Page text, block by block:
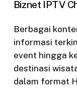
Biznet IPTV
Berbagai
informasi
event hingga
destinasi
dalam format